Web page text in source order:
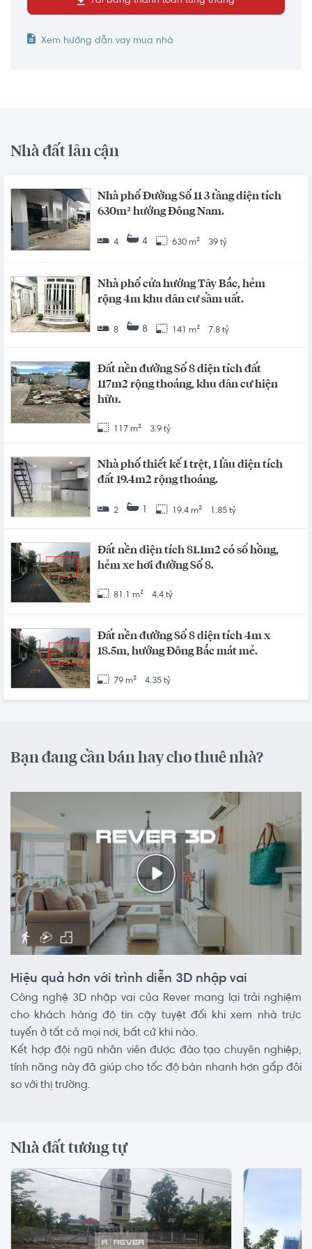
Xem hướng dẫn vay mua nhà
Nhà đất lân cận
Nhà phố Đường Số 11 3 tầng diện tích
630m² hướng Đông Nam.
4 4 630 m² 39 tỷ
Nhà phố cửa hướng Tây Bắc, hẻm
rộng 4m khu dân cư sầm uất.
8 8 141 m² 7.8 tỷ
Đất nền đường Số 8 diện tích đất
117m2 rộng thoáng, khu dân cư hiện
hữu.
117 m² 3.9 tỷ
Nhà phố thiết kế 1 trệt, 1 lầu diện tích
đất 19.4m2 rộng thoáng.
2 1 19.4 m² 1.85 tỷ
Đất nền diện tích 81.1m2 có sổ hồng,
hẻm xe hơi đường Số 8.
81.1 m² 4.4 tỷ
Đất nền đường Số 8 diện tích 4m x
18.5m, hướng Đông Bắc mát mẻ.
79 m² 4.35 tỷ
Bạn đang cần bán hay cho thuê nhà?
Hiệu quả hơn với trình diễn 3D nhập vai
Công nghệ 3D nhập vai của Rever mang lại trải nghiệm
cho khách hàng độ tin cậy tuyệt đối khi xem nhà trực
tuyến ở tất cả mọi nơi, bất cứ khi nào.
Kết hợp đội ngũ nhân viên được đào tạo chuyên nghiệp,
tính năng này đã giúp cho tốc độ bán nhanh hơn gấp đôi
so với thị trường.
Nhà đất tương tự